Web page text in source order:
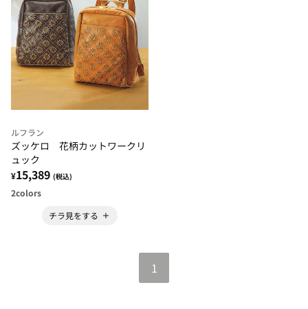
ルフラン
ズッケロ 花柄カットワークリ
ュック
¥15,389 (税込)
2colors
チラ見をする
1